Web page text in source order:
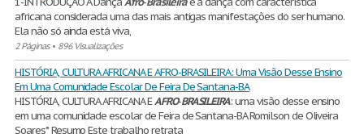
africana considerada uma das mais antigas manifestações do ser humano.
Ela não só ainda está viva,
2 Páginas• 896 Visualizações
HISTÓRIA, CULTURA AFRICANA E AFRO-BRASILEIRA: Uma Visão Desse Ensino
Em Uma Comunidade Escolar De Feira De Santana-BA
HISTÓRIA, CULTURA AFRICANA EAFRO-BRASILEIRA: uma visão desse ensino
em uma comunidade escolar de Feira de Santana-BA Romilson de Oliveira
Soares* Resumo Este trabalho retrata